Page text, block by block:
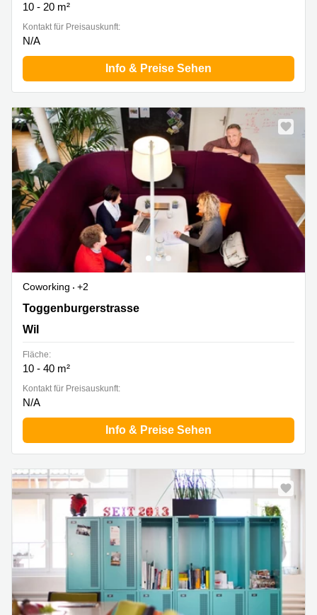
10 - 20 m²
Kontakt für Preisauskunft:
N/A
Info & Preise Sehen
Coworking
+2
Toggenburgerstrasse 90, Wil
Toggenburgerstrasse
Wil
Fläche:
10 - 40 m²
Kontakt für Preisauskunft:
N/A
Info & Preise Sehen